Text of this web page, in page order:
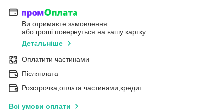
Ви отримаєте замовлення
або гроші повернуться на вашу картку
Детальніше
Оплатити частинами
Післяплата
Розстрочка,оплата частинами,кредит
Всі умови оплати